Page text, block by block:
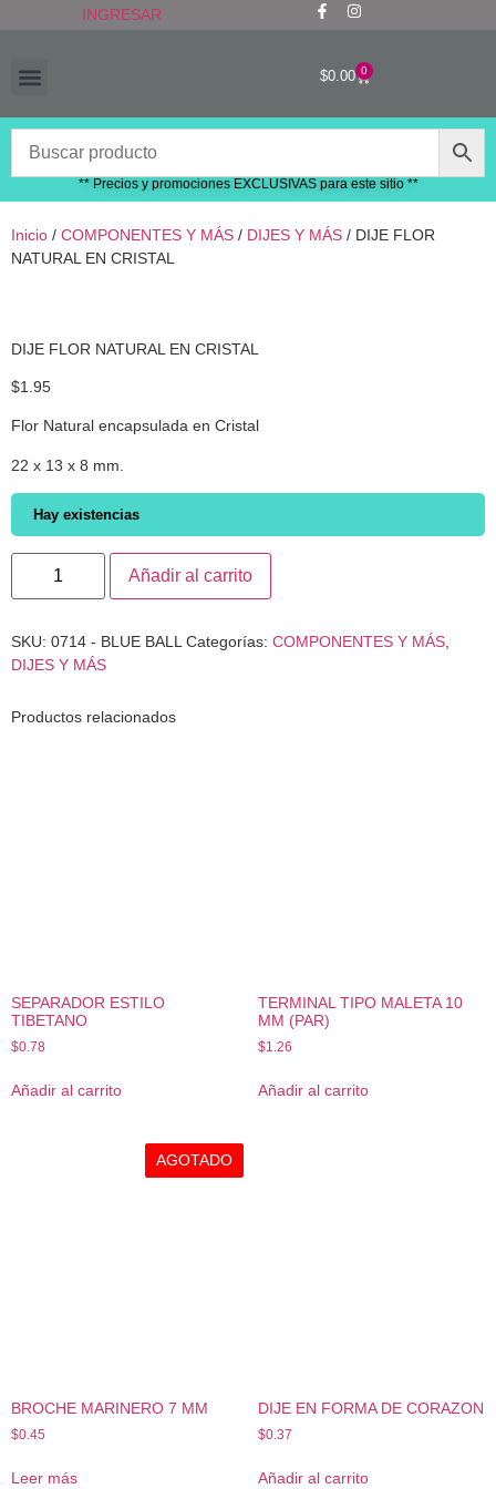
INGRESAR
$0.00 0
** Precios y promociones EXCLUSIVAS para este sitio **
Inicio / COMPONENTES Y MÁS / DIJES Y MÁS / DIJE FLOR
NATURAL EN CRISTAL
DIJE FLOR NATURAL EN CRISTAL
$1.95
Flor Natural encapsulada en Cristal
22 x 13 x 8 mm.
Hay existencias
Añadir al carrito
SKU: 0714 - BLUE BALL Categorías: COMPONENTES Y MÁS
DIJES Y MÁS
Productos relacionados
SEPARADOR ESTILO
TIBETANO
$0.78
Añadir al carrito
TERMINAL TIPO MALETA 10
MM (PAR)
$1.26
Añadir al carrito
AGOTADO
BROCHE MARINERO 7 MM
$0.45
Leer más
DIJE EN FORMA DE CORAZON
$0.37
Añadir al carrito